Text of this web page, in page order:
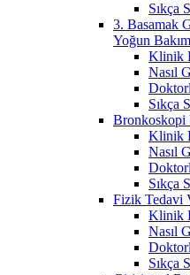
Sıkça
3. Basamak
Yoğun
Klinik
Nasıl
Sıkça
Bronkoskopi
Klinik
Nasıl
Sıkça
Fizik Tedavi
Klinik
Nasıl
Sıkça